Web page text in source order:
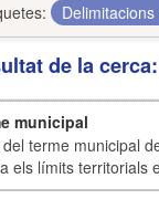
Delimitacions
de la
municipal
terme municipal
els límits territorials